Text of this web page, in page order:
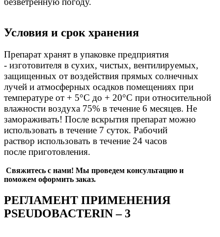
Условия и срок хранения
Препарат хранят в упаковке предприятия
- изготовителя в сухих, чистых, вентилируемых,
защищенных от воздействия прямых солнечных
лучей и атмосферных осадков помещениях при
температуре от + 5°С до + 20°С при относительной
влажности воздуха 75% в течение 6 месяцев. Не
замораживать! После вскрытия препарат можно
использовать в течение 7 суток. Рабочий
раствор использовать в течение 24 часов
после приготовления.
Свяжитесь с нами! Мы проведем консультацию и
поможем оформить заказ.
РЕГЛАМЕНТ ПРИМЕНЕНИЯ
PSEUDOBACTERIN – 3